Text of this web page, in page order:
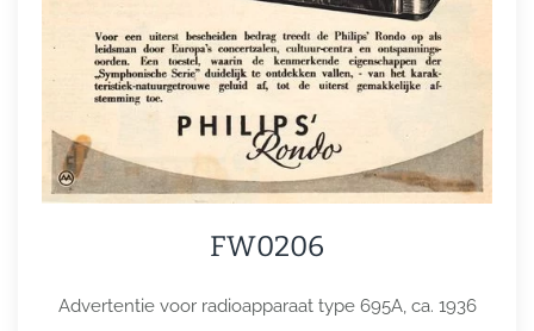
FW0206
Advertentie voor radioapparaat type 695A, ca. 1936